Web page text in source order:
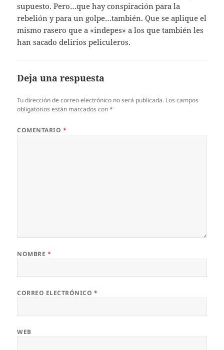
supuesto. Pero…que hay conspiración para la
rebelión y para un golpe…también. Que se aplique el
mismo rasero que a «indepes» a los que también les
han sacado delirios peliculeros.
Deja una respuesta
Tu dirección de correo electrónico no será publicada. Los campos
obligatorios están marcados con*
COMENTARIO *
NOMBRE *
CORREO ELECTRÓNICO *
WEB